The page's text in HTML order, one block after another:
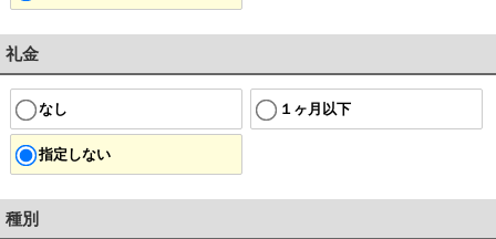
礼金
なし １ヶ月以下
指定しない
種別